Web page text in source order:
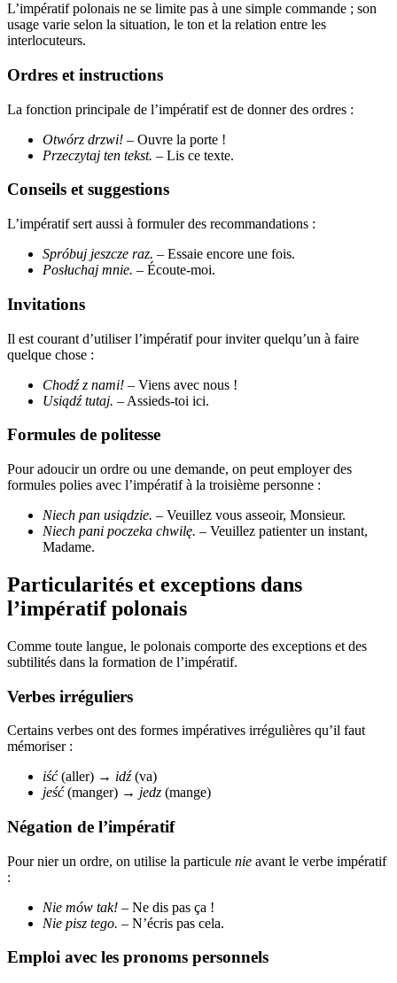
L’impératif polonais ne se limite pas à une simple commande ; son
usage varie selon la situation, le ton et la relation entre les
interlocuteurs.
Ordres et instructions
La fonction principale de l’impératif est de donner des ordres :
Otwórz drzwi! – Ouvre la porte !
Przeczytaj ten tekst. – Lis ce texte.
Conseils et suggestions
L’impératif sert aussi à formuler des recommandations :
Spróbuj jeszcze raz. – Essaie encore une fois.
Posłuchaj mnie. – Écoute-moi.
Invitations
Il est courant d’utiliser l’impératif pour inviter quelqu’un à faire
quelque chose :
Chodź z nami! – Viens avec nous !
Usiądź tutaj. – Assieds-toi ici.
Formules de politesse
Pour adoucir un ordre ou une demande, on peut employer des
formules polies avec l’impératif à la troisième personne :
Niech pan usiądzie. – Veuillez vous asseoir, Monsieur.
Niech pani poczeka chwilę. – Veuillez patienter un instant,
Madame.
Particularités et exceptions dans
l’impératif polonais
Comme toute langue, le polonais comporte des exceptions et des
subtilités dans la formation de l’impératif.
Verbes irréguliers
Certains verbes ont des formes impératives irrégulières qu’il faut
mémoriser :
iść(aller) → idź(va)
jeść(manger) → jedz (mange)
Négation de l’impératif
Pour nier un ordre, on utilise la particule nie avant le verbe impératif
:
Nie mów tak! – Ne dis pas ça !
Nie pisz tego. – N’écris pas cela.
Emploi avec les pronoms personnels